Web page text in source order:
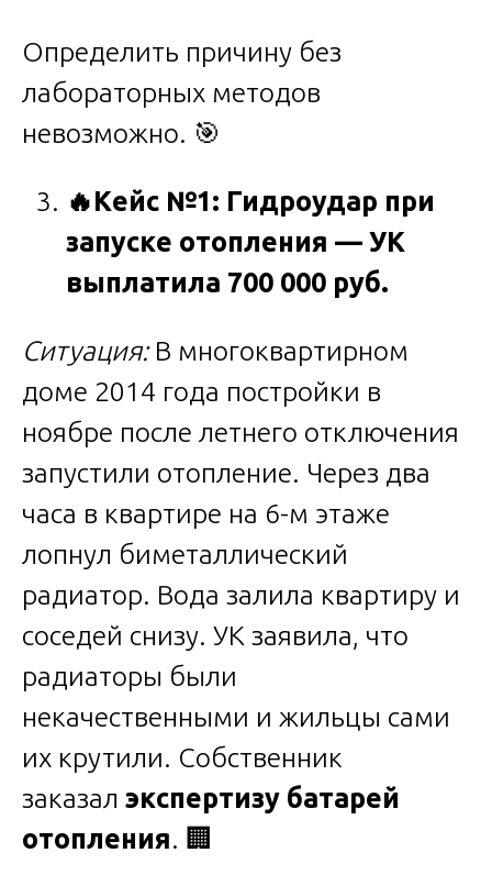
Определить причину без
лабораторных методов
невозможно. 🎯
🔥Кейс №1: Гидроудар при
запуске отопления — УК
выплатила 700 000 руб.
Ситуация:В многоквартирном
доме 2014 года постройки в
ноябре после летнего отключения
запустили отопление. Через два
часа в квартире на 6-м этаже
лопнул биметаллический
радиатор. Вода залила квартиру и
соседей снизу. УК заявила, что
радиаторы были
некачественными и жильцы сами
их крутили. Собственник
заказал экспертизу батарей
отопления. 🏢